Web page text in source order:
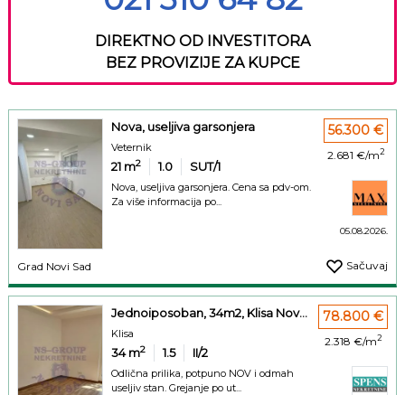
DIREKTNO OD INVESTITORA
BEZ PROVIZIJE ZA KUPCE
Nova, useljiva garsonjera
Veternik
21 m2 1.0 SUT/1
Nova, useljiva garsonjera. Cena sa pdv-om.
Za više informacija po...
56.300 €
2.681 €/m2
05.08.2026.
Grad Novi Sad Sačuvaj
Jednoiposoban, 34m2, Klisa Nov...
Klisa
34m2 1.5 II/2
Odlična prilika, potpuno NOV i odmah
useljiv stan. Grejanje po ut...
78.800 €
2.318 €/m2